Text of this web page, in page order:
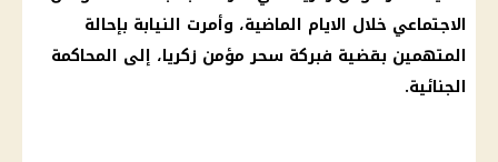
الاجتماعي خلال الايام الماضية، وأمرت النيابة بإحالة
المتهمين بقضية فبركة سحر مؤمن زكريا، إلى المحاكمة
الجنائية.